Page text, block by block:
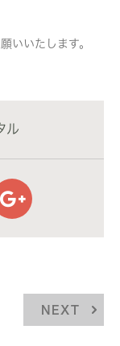
いいたします。
ル
NEXT